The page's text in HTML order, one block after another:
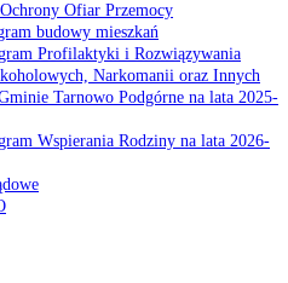
Ofiar Przemocy
budowy mieszkań
Profilaktyki i Rozwiązywania
Narkomanii oraz Innych
Tarnowo Podgórne na lata 2025-
Wspierania Rodziny na lata 2026-